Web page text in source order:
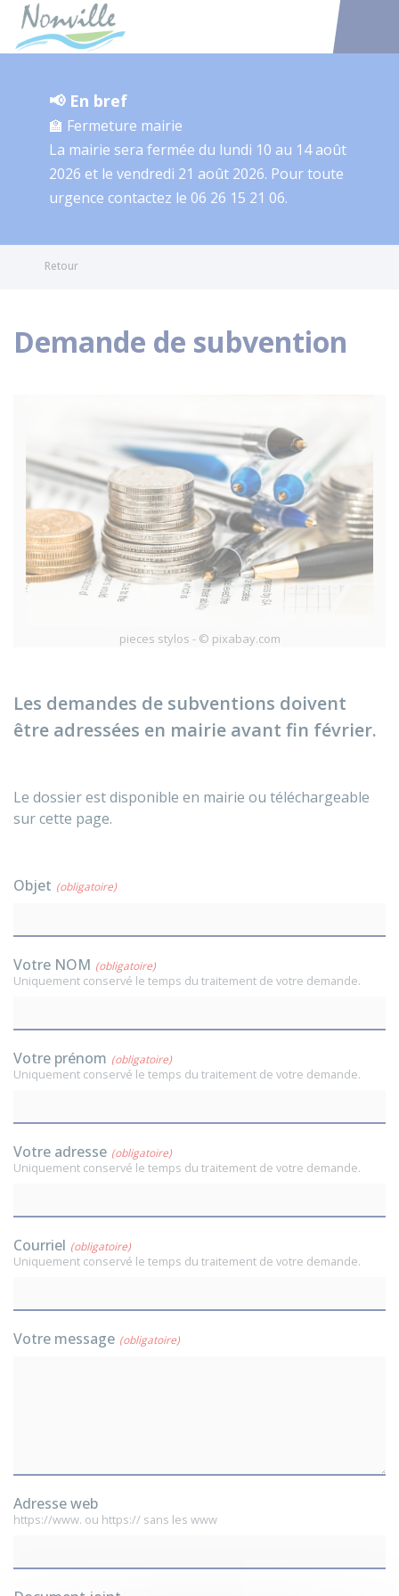
Accéder
📢 En bref
🏫 Fermeture mairie
La mairie sera fermée du lundi 10 au 14 août
2026 et le vendredi 21 août 2026. Pour toute
urgence contactez le 06 26 15 21 06.
Retour
Demande de subvention
pieces stylos - © pixabay.com
Les demandes de subventions doivent
être adressées en mairie avant fin février.
Le dossier est disponible en mairie ou téléchargeable
sur cette page.
Objet (obligatoire)
Votre NOM (obligatoire)
Uniquement conservé le temps du traitement de votre demande.
Votre prénom (obligatoire)
Uniquement conservé le temps du traitement de votre demande.
Votre adresse (obligatoire)
Uniquement conservé le temps du traitement de votre demande.
Courriel (obligatoire)
Uniquement conservé le temps du traitement de votre demande.
Votre message (obligatoire)
Adresse web
https://www. ou https:// sans les www